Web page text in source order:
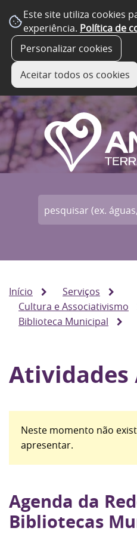
Este site utiliza cookies
experiência. Política de
Personalizar cookies
Aceitar todos os cookies
Início
Serviços
Cultura e Associativismo
Biblioteca Municipal
Neste momento não
apresentar.
Agenda da
Bibliotecas